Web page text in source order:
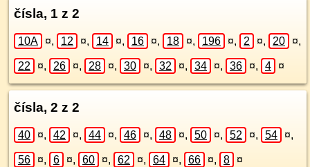
čísla, 1 z 2
10A ¤, 12 ¤, 14 ¤, 16 ¤, 18 ¤, 196 ¤, 2 ¤, 20 ¤,
22 ¤, 26 ¤, 28 ¤, 30 ¤, 32 ¤, 34 ¤, 36 ¤, 4 ¤
čísla, 2 z 2
40 ¤, 42 ¤, 44 ¤, 46 ¤, 48 ¤, 50 ¤, 52 ¤, 54 ¤,
56 ¤, 6 ¤, 60 ¤, 62 ¤, 64 ¤, 66 ¤, 8 ¤